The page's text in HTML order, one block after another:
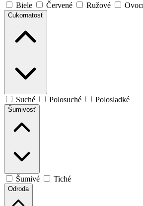
Biele Červené Ružové
Cukornatosť
Suché Polosuché Polosladké
Šumivosť
Šumivé Tiché
Odroda